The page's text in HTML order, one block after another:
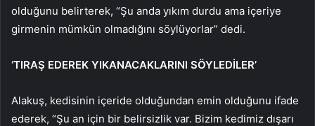
olduğunu belirterek, “Şu anda yıkım durdu ama içeriye
girmenin mümkün olmadığını söylüyorlar” dedi.
‘TIRAŞ EDEREK YIKANACAKLARINI SÖYLEDİLER’
Alakuş, kedisinin içeride olduğundan emin olduğunu ifade
ederek, “Şu an için bir belirsizlik var. Bizim kedimiz dışarı